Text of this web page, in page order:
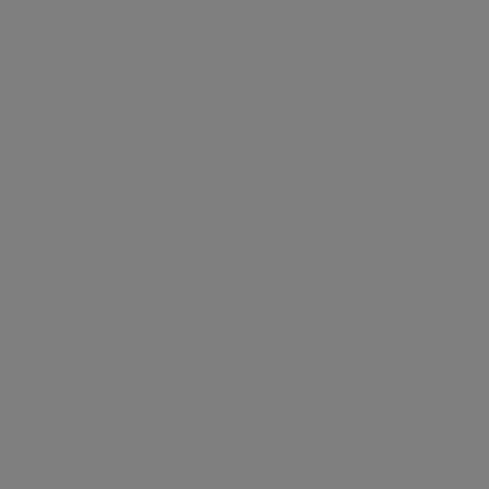
fréquemment posées sur
philanthropiques